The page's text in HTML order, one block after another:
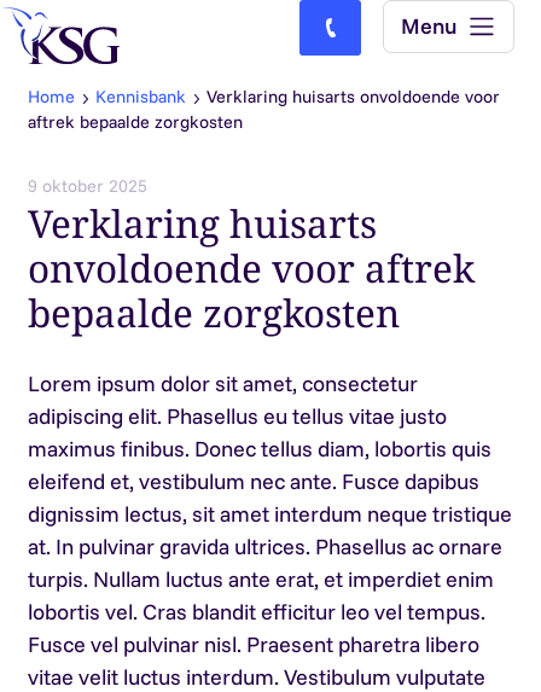
Skip to content
Bel ons: (0)77-4740000
Menu
Home Kennisbank
Verklaring huisarts onvoldoende voor
aftrek bepaalde zorgkosten
9 oktober 2025
Verklaring huisarts
onvoldoende voor aftrek
bepaalde zorgkosten
Lorem ipsum dolor sit amet, consectetur
adipiscing elit. Phasellus eu tellus vitae justo
maximus finibus. Donec tellus diam, lobortis quis
eleifend et, vestibulum nec ante. Fusce dapibus
dignissim lectus, sit amet interdum neque tristique
at. In pulvinar gravida ultrices. Phasellus ac ornare
turpis. Nullam luctus ante erat, et imperdiet enim
lobortis vel. Cras blandit efficitur leo vel tempus.
Fusce vel pulvinar nisl. Praesent pharetra libero
vitae velit luctus interdum. Vestibulum vulputate